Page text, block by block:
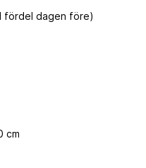
fördel dagen före)
cm